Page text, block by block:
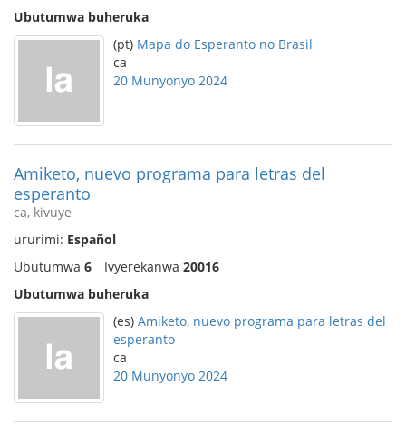
Ubutumwa buheruka
(pt) Mapa do Esperanto no Brasil
ca
20 Munyonyo 2024
Amiketo, nuevo programa para letras del
esperanto
ca, kivuye
ururimi: Español
Ubutumwa 6 Ivyerekanwa 20016
Ubutumwa buheruka
(es) Amiketo, nuevo programa para letras del
esperanto
ca
20 Munyonyo 2024